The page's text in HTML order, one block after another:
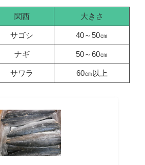
関西 大きさ
サゴシ 40～50㎝
ナギ 50～60㎝
サワラ 60㎝以上